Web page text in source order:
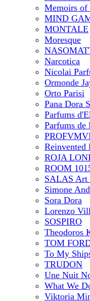
Memoirs of
MIND
MONTALE
Moresque
Narcotica
Nicolai
Ormonde
Orto Parisi
Pana Dora
Parfums
Parfums
Reinvented
ROJA
ROOM
SALAS Art
Simone
Sora Dora
Lorenzo
SOSPIRO
Theodoros
TOM
To My
TRUDON
Une Nuit
What We
Viktoria